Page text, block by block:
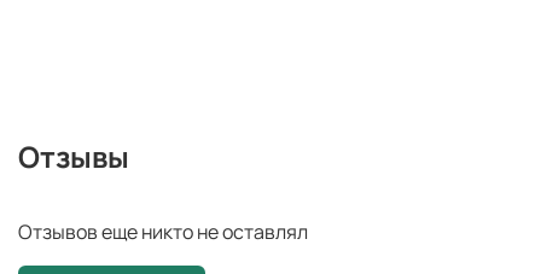
Отзывы
Отзывов еще никто не оставлял